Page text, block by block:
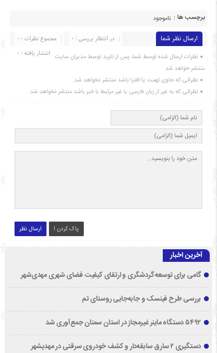
برچسب ها : ناموجود
ارسال نظر شما مجموع نظرات : 0
در انتظار بررسی : 0
انتشار یافته : ۰ نظرات ارسال شده توسط شما، پس از تایید توسط مدیران سایت
منتشر خواهد شد.
نظراتی که حاوی تهمت یا افترا باشد منتشر نخواهد شد.
نظراتی که به غیر از زبان فارسی یا غیر مرتبط با خبر باشد منتشر نخواهد شد.
ارسال نظر پاک کردن !
آخرین اخبار
گامی برای توسعه گردشگری و ارتقای کیفیت فضای شهری مهدی‌شهر
بررسی طرح فینسک و جابه‌جایی روستای تم
۵۴۹۲ دستگاه ماینر غیرمجاز در استان سمنان جمع‌آوری شد
دستگیری ۲ سارق سابقه‌دار و کشف خودروی سرقتی در مهدیشهر